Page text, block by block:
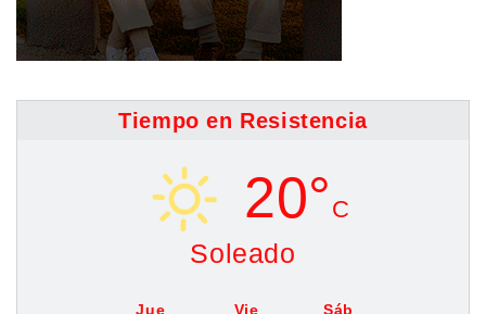
Tiempo en Resistencia
20° C
Soleado
Jue Vie Sáb